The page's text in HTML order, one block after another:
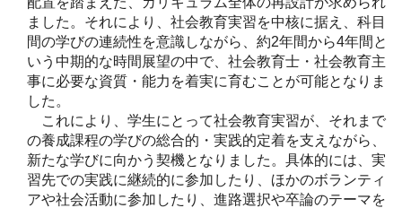
ました。それにより、社会教育実習を中核に据え、科目
間の学びの連続性を意識しながら、約2年間から4年間と
いう中期的な時間展望の中で、社会教育士・社会教育主
事に必要な資質・能力を着実に育むことが可能となりま
した。
これにより、学生にとって社会教育実習が、それまで
の養成課程の学びの総合的・実践的定着を支えながら、
新たな学びに向かう契機となりました。具体的には、実
習先での実践に継続的に参加したり、ほかのボランティ
アや社会活動に参加したり、進路選択や卒論のテーマを